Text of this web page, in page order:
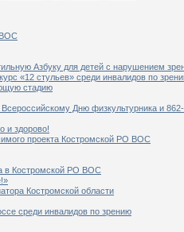
ВОС
Азбуку для детей с нарушением
«12 стульев» среди инвалидов по
стадию
Дню физкультурника и
и здорово!
проекта Костромской РО ВОС
в Костромской РО ВОС
Костромской области
среди инвалидов по зрению